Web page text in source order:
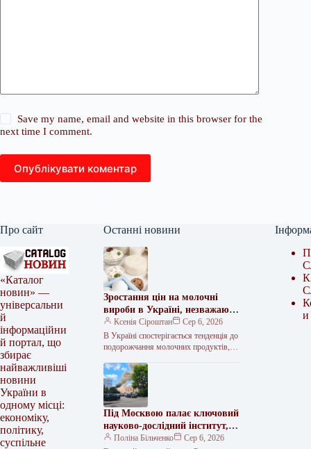
Save my name, email and website in this browser for the
next time I comment.
Опублікувати коментар
Про сайт
«Каталог
новин» —
універсальни
й
інформаційни
й портал, що
збирає
найважливіші
новини
України в
одному місці:
економіку,
політику,
суспільне
Останні новини
Зростання цін на молочні
вироби в Україні, незважаючи
на зниження попиту – думка
представників галузі
Ксенія Сіроштан
Сер 6, 2026
В Україні спостерігається тенденція до
подорожчання молочних продуктів,
літнього періоду та протягом осінньо-
зимових місяців.…
Під Москвою палає ключовий
науково-дослідний інститут, де
створюють балістичні ракети.
Поліна Більченко
Сер 6, 2026
и